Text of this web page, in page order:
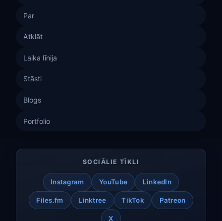
Par
Atklāt
Laika līnija
Stāsti
Blogs
Portfolio
SOCIĀLIE TĪKLI
Instagram YouTube LinkedIn
Files.fm Linktree TikTok Patreon
X